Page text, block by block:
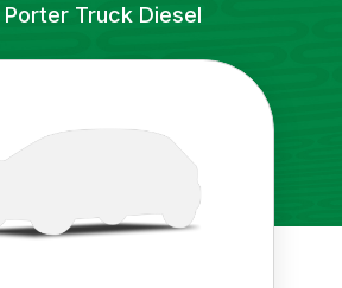
Porter Truck Diesel